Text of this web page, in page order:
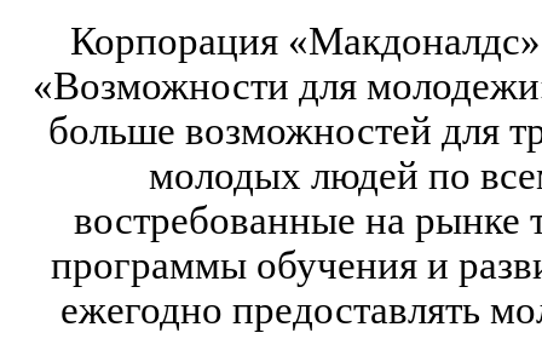
Корпорация
«Возможности для
больше возможностей для
молодых людей по
востребованные на рынке
программы обучения и
ежегодно предоставлять